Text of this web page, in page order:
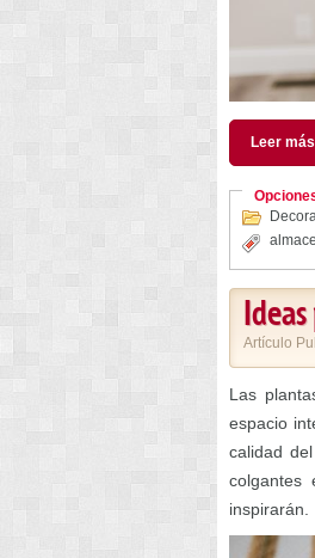
Leer
Artículo
Las
espacio
calidad
colgantes
inspirarán.